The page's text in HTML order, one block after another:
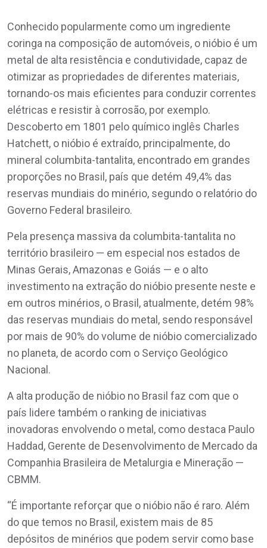
Conhecido popularmente como um ingrediente
coringa na composição de automóveis, o nióbio é um
metal de alta resistência e condutividade, capaz de
otimizar as propriedades de diferentes materiais,
tornando-os mais eficientes para conduzir correntes
elétricas e resistir à corrosão, por exemplo.
Descoberto em 1801 pelo químico inglês Charles
Hatchett, o nióbio é extraído, principalmente, do
mineral columbita-tantalita, encontrado em grandes
proporções no Brasil, país que detém 49,4% das
reservas mundiais do minério, segundo o relatório do
Governo Federal brasileiro.
Pela presença massiva da columbita-tantalita no
território brasileiro — em especial nos estados de
Minas Gerais, Amazonas e Goiás — e o alto
investimento na extração do nióbio presente neste e
em outros minérios, o Brasil, atualmente, detém 98%
das reservas mundiais do metal, sendo responsável
por mais de 90% do volume de nióbio comercializado
no planeta, de acordo com o Serviço Geológico
Nacional.
A alta produção de nióbio no Brasil faz com que o
país lidere também o ranking de iniciativas
inovadoras envolvendo o metal, como destaca Paulo
Haddad, Gerente de Desenvolvimento de Mercado da
Companhia Brasileira de Metalurgia e Mineração —
CBMM.
“É importante reforçar que o nióbio não é raro. Além
do que temos no Brasil, existem mais de 85
depósitos de minérios que podem servir como base